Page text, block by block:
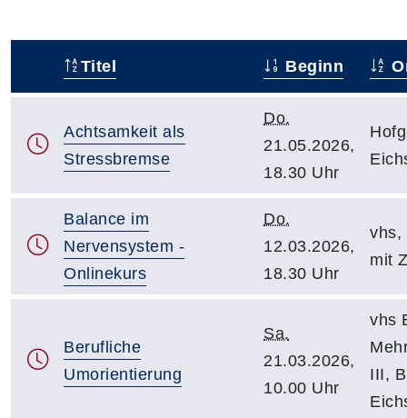
Titel Beginn
Achtsamkeit als
Stressbremse
Do.
21.05.2026,
18.30 Uhr
Balance im
Nervensystem -
Onlinekurs
Do.
12.03.2026,
18.30 Uhr
vhs,
mit
Berufliche
Umorientierung
Sa.
21.03.2026,
10.00 Uhr
vhs
III,